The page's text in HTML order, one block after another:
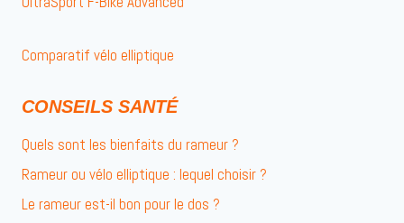
Comparatif vélo elliptique
CONSEILS SANTÉ
Quels sont les bienfaits du rameur ?
Rameur ou vélo elliptique : lequel choisir ?
Le rameur est-il bon pour le dos ?